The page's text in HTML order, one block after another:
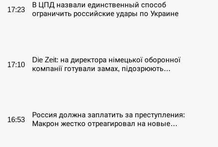
17:23
В ЦПД назвали единственный способ
ограничить российские удары по Украине
17:10
Die Zeit: на директора німецької оборонної
компанії готували замах, підозрюють…
16:53
Россия должна заплатить за преступления:
Макрон жестко отреагировал на новые…